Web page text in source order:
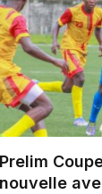
Prelim
nouvelle